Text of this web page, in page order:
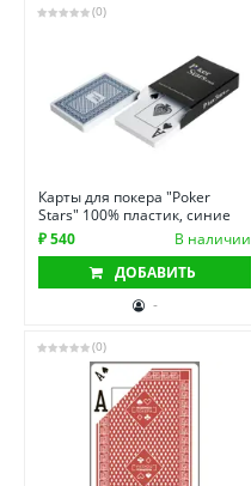
(0)
Карты для покера "Poker
Stars" 100% пластик, синие
₽ 540
В наличии
ДОБАВИТЬ
-
(0)